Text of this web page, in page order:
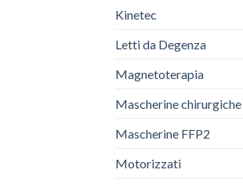
Kinetec
Letti da Degenza
Magnetoterapia
Mascherine chirurgiche
Mascherine FFP2
Motorizzati